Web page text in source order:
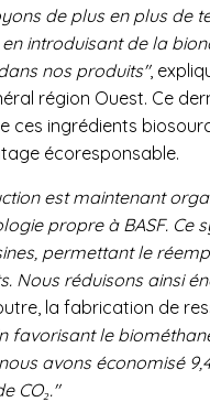
de plus en plus de
introduisant de la
nos produits",
région Ouest. Ce
ces ingrédients
écoresponsable.
est maintenant
propre à BASF. Ce
permettant le
Nous réduisons ainsi
la fabrication de
favorisant le
avons économisé
CO₂."